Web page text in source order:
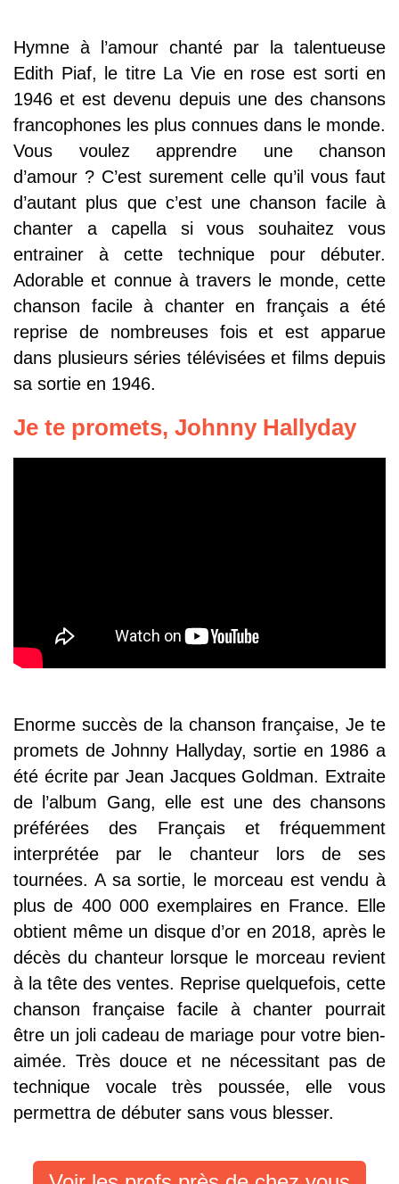
Hymne à l’amour chanté par la talentueuse
Edith Piaf, le titre La Vie en rose est sorti en
1946 et est devenu depuis une des chansons
francophones les plus connues dans le monde.
Vous voulez apprendre une chanson
d’amour ? C’est surement celle qu’il vous faut
d’autant plus que c’est une chanson facile à
chanter a capella si vous souhaitez vous
entrainer à cette technique pour débuter.
Adorable et connue à travers le monde, cette
chanson facile à chanter en français a été
reprise de nombreuses fois et est apparue
dans plusieurs séries télévisées et films depuis
sa sortie en 1946.
Je te promets, Johnny Hallyday
Enorme succès de la chanson française, Je te
promets de Johnny Hallyday, sortie en 1986 a
été écrite par Jean Jacques Goldman. Extraite
de l’album Gang, elle est une des chansons
préférées des Français et fréquemment
interprétée par le chanteur lors de ses
tournées. A sa sortie, le morceau est vendu à
plus de 400 000 exemplaires en France. Elle
obtient même un disque d’or en 2018, après le
décès du chanteur lorsque le morceau revient
à la tête des ventes. Reprise quelquefois, cette
chanson française facile à chanter pourrait
être un joli cadeau de mariage pour votre bien-
aimée. Très douce et ne nécessitant pas de
technique vocale très poussée, elle vous
permettra de débuter sans vous blesser.